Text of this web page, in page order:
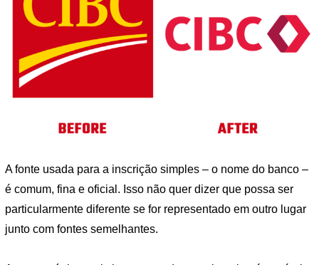
A fonte usada para a inscrição simples – o nome do banco –
é comum, fina e oficial. Isso não quer dizer que possa ser
particularmente diferente se for representado em outro lugar
junto com fontes semelhantes.